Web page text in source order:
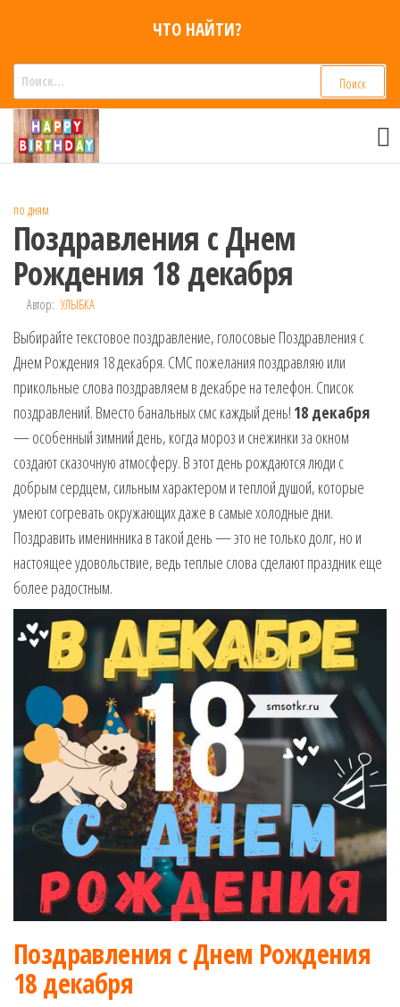
содержимому
ЧТО НАЙТИ?
поздравления
Голосовые смс
мобильный
для мужчин,
друзей.
Поздравления
в Смс на
телефон,
музыкальные.
Только для
готовые
голосовые
СМС,
Признания,
Розыгрыши,
Песни. Самые
Нежные,
Красивые,
Приятные
пожелания на
каждый день и
безумно
эротичные
сообщения!
по дням
Поздравления с Днем
Рождения 18 декабря
Автор: УЛЫБКА
Выбирайте текстовое поздравление, голосовые Поздравления с
Днем Рождения 18 декабря. СМС пожелания поздравляю или
прикольные слова поздравляем в декабре на телефон. Список
поздравлений. Вместо банальных смс каждый день! 18 декабря
— особенный зимний день, когда мороз и снежинки за окном
создают сказочную атмосферу. В этот день рождаются люди с
добрым сердцем, сильным характером и теплой душой, которые
умеют согревать окружающих даже в самые холодные дни.
Поздравить именинника в такой день — это не только долг, но и
настоящее удовольствие, ведь теплые слова сделают праздник еще
более радостным.
Поздравления с Днем Рождения
18 декабря